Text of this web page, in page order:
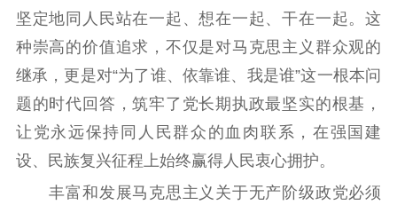
坚定地同人民站在一起、想在一起、干在一起。这
种崇高的价值追求，不仅是对马克思主义群众观的
继承，更是对“为了谁、依靠谁、我是谁”这一根本问
题的时代回答，筑牢了党长期执政最坚实的根基，
让党永远保持同人民群众的血肉联系，在强国建
设、民族复兴征程上始终赢得人民衷心拥护。
丰富和发展马克思主义关于无产阶级政党必须